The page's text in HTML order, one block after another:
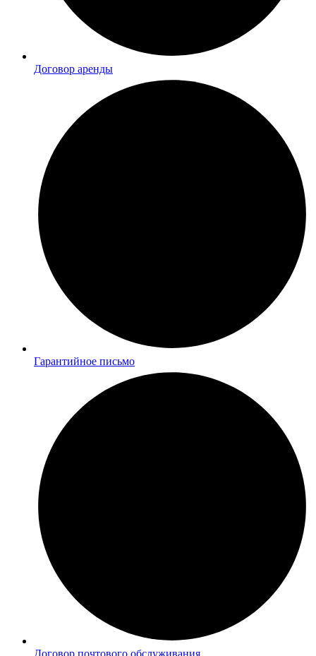
Договор аренды
Гарантийное письмо
Договор почтового обслуживания